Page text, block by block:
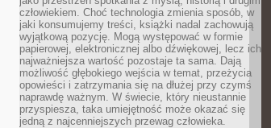
człowiekiem. Choć technologia zmienia sposób, w
jaki konsumujemy treści, książki nadal zachowują
wyjątkową pozycję. Mogą występować w formie
papierowej, elektronicznej albo dźwiękowej, lecz ich
najważniejsza wartość pozostaje ta sama. Dają
możliwość głębokiego wejścia w temat, przeżycia
opowieści i zatrzymania się na dłużej przy czymś
naprawdę ważnym. W świecie, który nieustannie
przyspiesza, taka umiejętność może okazać się
jedną z najcenniejszych przewag człowieka.